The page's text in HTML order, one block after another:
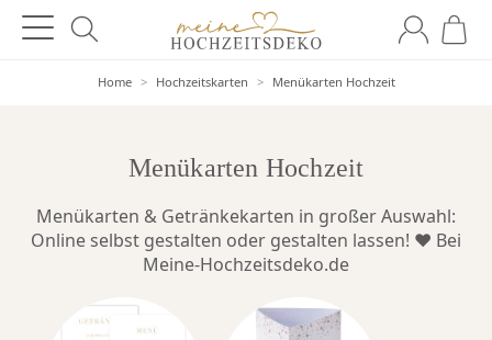
Home > Hochzeitskarten > Menükarten Hochzeit
Menükarten Hochzeit
Menükarten & Getränkekarten in großer Auswahl:
Online selbst gestalten oder gestalten lassen! ♥ Bei
Meine-Hochzeitsdeko.de